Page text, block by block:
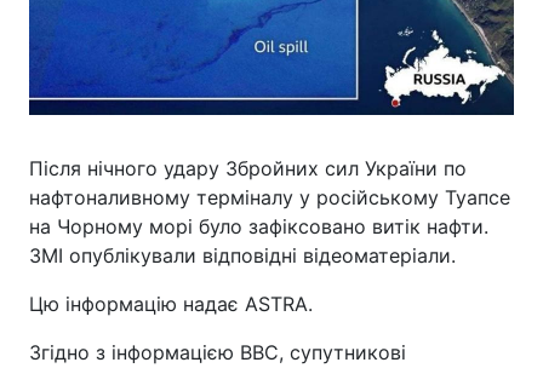
Після нічного удару Збройних сил України по
нафтоналивному терміналу у російському Туапсе
на Чорному морі було зафіксовано витік нафти.
ЗМІ опублікували відповідні відеоматеріали.
Цю інформацію надає ASTRA.
Згідно з інформацією BBC, супутникові